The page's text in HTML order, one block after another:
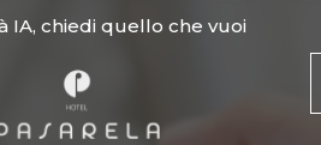
IA, chiedi quello che vuoi